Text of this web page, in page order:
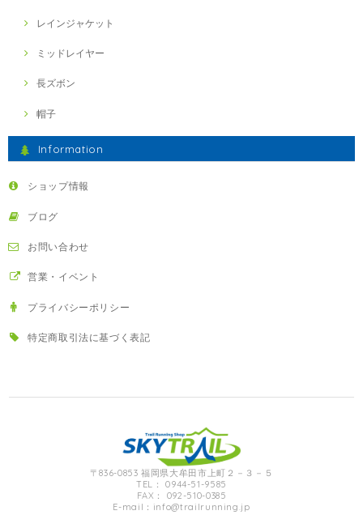
レインジャケット
ミッドレイヤー
長ズボン
帽子
Information
ショップ情報
ブログ
お問い合わせ
営業・イベント
プライバシーポリシー
特定商取引法に基づく表記
〒836-0853 福岡県大牟田市上町２－３－５
TEL： 0944-51-9585
FAX： 092-510-0385
E-mail： info@trailrunning.jp